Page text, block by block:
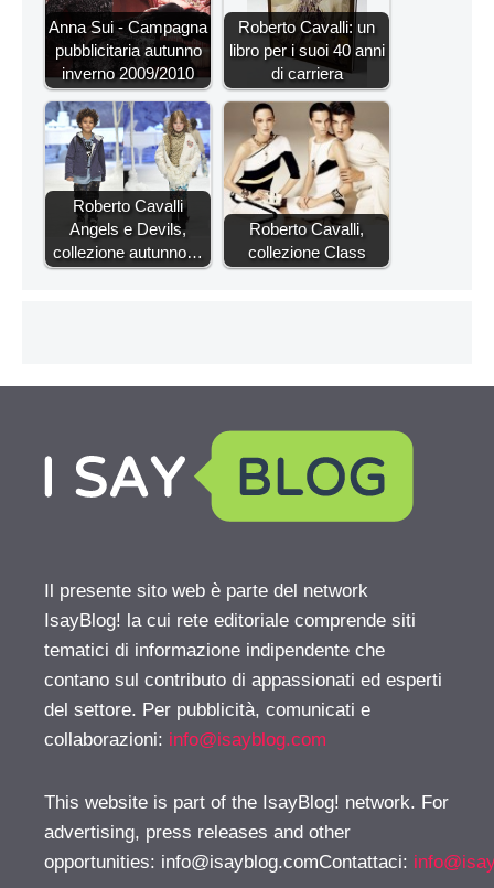
Anna Sui - Campagna
pubblicitaria autunno
inverno 2009/2010
Roberto Cavalli: un
libro per i suoi 40 anni
di carriera
Roberto Cavalli
Angels e Devils,
collezione autunno…
Roberto Cavalli,
collezione Class
Il presente sito web è parte del network
IsayBlog! la cui rete editoriale comprende siti
tematici di informazione indipendente che
contano sul contributo di appassionati ed esperti
del settore. Per pubblicità, comunicati e
collaborazioni: info@isayblog.com
This website is part of the IsayBlog! network. For
advertising, press releases and other
opportunities: info@isayblog.comContattaci: